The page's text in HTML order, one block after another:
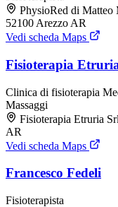
PhysioRed di Matteo
52100 Arezzo AR
Vedi scheda Maps
Fisioterapia
Clinica di fisioterapia
Massaggi
Fisioterapia Etruria
AR
Vedi scheda Maps
Francesco Fedeli
Fisioterapista